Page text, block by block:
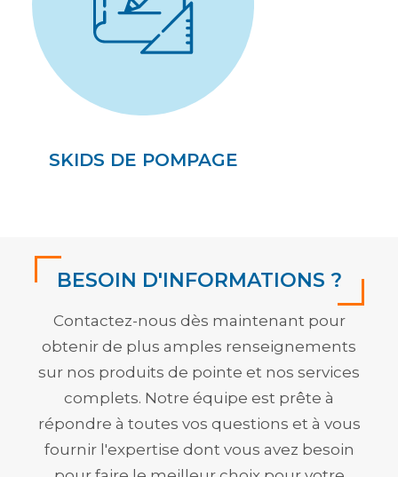
SKIDS DE POMPAGE
BESOIN D'INFORMATIONS ?
Contactez-nous dès maintenant pour
obtenir de plus amples renseignements
sur nos produits de pointe et nos services
complets. Notre équipe est prête à
répondre à toutes vos questions et à vous
fournir l'expertise dont vous avez besoin